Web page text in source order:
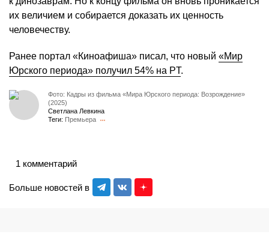
их величием и собирается доказать их ценность
человечеству.
Ранее портал «Киноафиша» писал, что новый «Мир
Юрского периода» получил 54% на PT.
Фото: Кадры из фильма «Мира Юрского периода: Возрождение»
(2025)
Светлана Левкина
Теги: Премьера
Больше новостей в
1 комментарий